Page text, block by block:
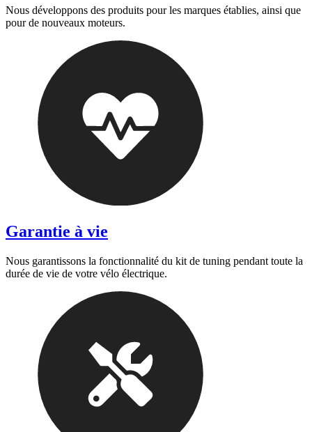
Nous développons des produits pour les marques établies, ainsi que
pour de nouveaux moteurs.
Garantie à vie
Nous garantissons la fonctionnalité du kit de tuning pendant toute la
durée de vie de votre vélo électrique.